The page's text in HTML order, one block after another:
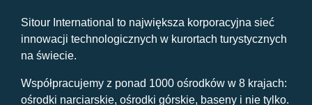
Sitour International to największa korporacyjna sieć
innowacji technologicznych w kurortach turystycznych
na świecie.
Współpracujemy z ponad 1000 ośrodków w 8 krajach:
ośrodki narciarskie, ośrodki górskie, baseny i nie tylko.